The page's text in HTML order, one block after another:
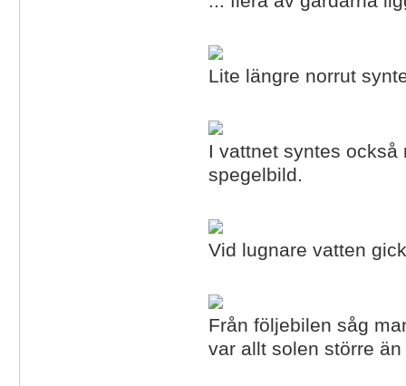
Lite längre norrut
I vattnet syntes
spegelbild.
Vid lugnare vatten
Från följebilen såg
var allt solen större